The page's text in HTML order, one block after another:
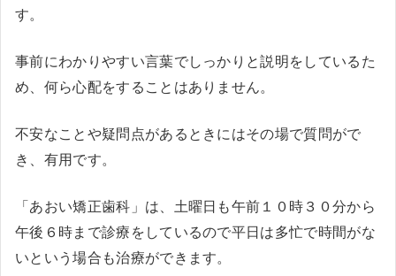
す。
事前にわかりやすい言葉でしっかりと説明をしているた
め、何ら心配をすることはありません。
不安なことや疑問点があるときにはその場で質問がで
き、有用です。
「あおい矯正歯科」は、土曜日も午前１０時３０分から
午後６時まで診療をしているので平日は多忙で時間がな
いという場合も治療ができます。